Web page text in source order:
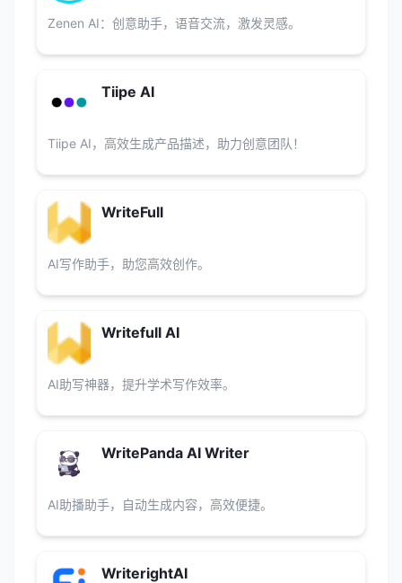
Zenen AI：创意助手，语音交流，激发灵感。
Tiipe AI
Tiipe AI，高效生成产品描述，助力创意团队！
WriteFull
AI写作助手，助您高效创作。
Writefull AI
AI助写神器，提升学术写作效率。
WritePanda AI Writer
AI助播助手，自动生成内容，高效便捷。
WriterightAI